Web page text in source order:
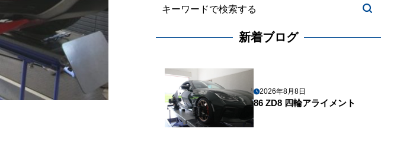
新着ブログ
2026年8月8日
86 ZD8 四輪アライメント